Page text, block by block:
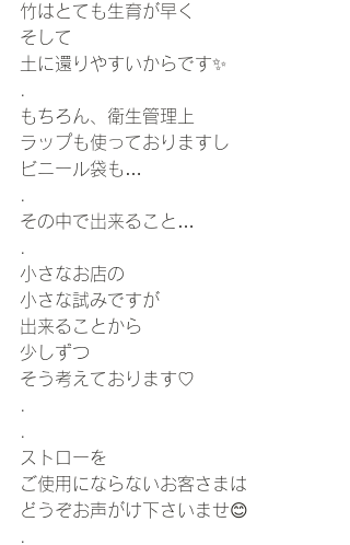
竹はとても生育が早く
そして
土に還りやすいからです✨
もちろん、衛生管理上
ラップも使っておりますし
ビニール袋も…
その中で出来ること…
小さなお店の
小さな試みですが
出来ることから
少しずつ
そう考えております♡
ストローを
ご使用にならないお客さまは
どうぞお声がけ下さいませ😊